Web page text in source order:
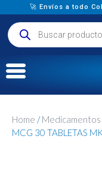
🚀 Envíos a todo
Home /Medicamentos
MCG 30 TABLETAS